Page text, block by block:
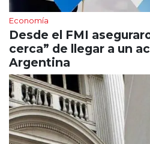
Economía
Desde el FMI
cerca” de llegar a un
Argentina